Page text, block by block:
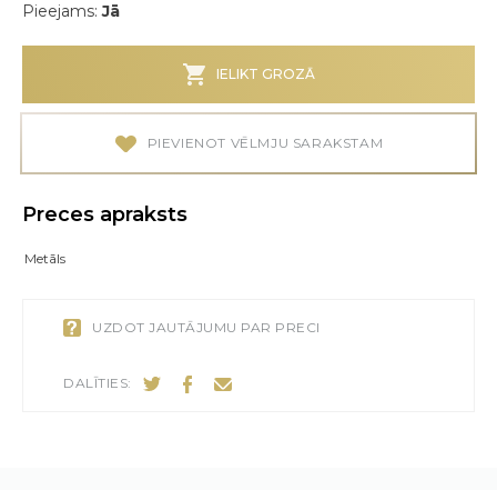
Pieejams:Jā
IELIKT GROZĀ
PIEVIENOT VĒLMJU SARAKSTAM
Preces apraksts
Metāls
UZDOT JAUTĀJUMU PAR PRECI
DALĪTIES: